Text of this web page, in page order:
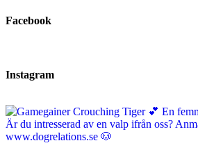
Facebook
Instagram